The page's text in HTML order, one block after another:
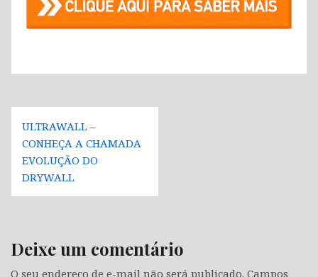
Navegação
de
Post
ULTRAWALL –
CONHEÇA A CHAMADA
EVOLUÇÃO DO
DRYWALL
Deixe um comentário
O seu endereço de e-mail não será publicado. Campos